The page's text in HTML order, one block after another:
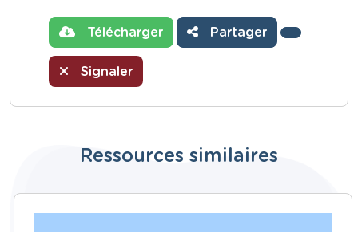
Télécharger Partager
Signaler
Ressources similaires